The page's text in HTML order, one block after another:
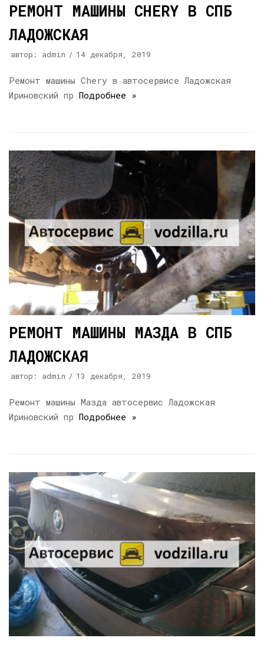
РЕМОНТ МАШИНЫ CHERY В СПБ
ЛАДОЖСКАЯ
автор: admin 14 декабря, 2019
Ремонт машины Chery в автосервисе Ладожская
Ириновский пр Подробнее »
РЕМОНТ МАШИНЫ МАЗДА В СПБ
ЛАДОЖСКАЯ
автор: admin 13 декабря, 2019
Ремонт машины Мазда автосервис Ладожская
Ириновский пр Подробнее »